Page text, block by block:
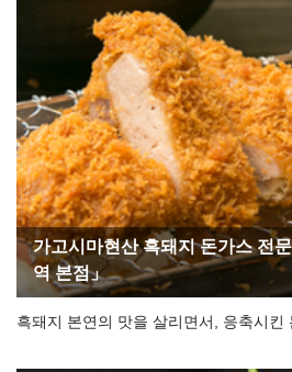
가고시마현산 흑돼지 돈가스 전
역 본점」
흑돼지 본연의 맛을 살리면서, 응축시킨